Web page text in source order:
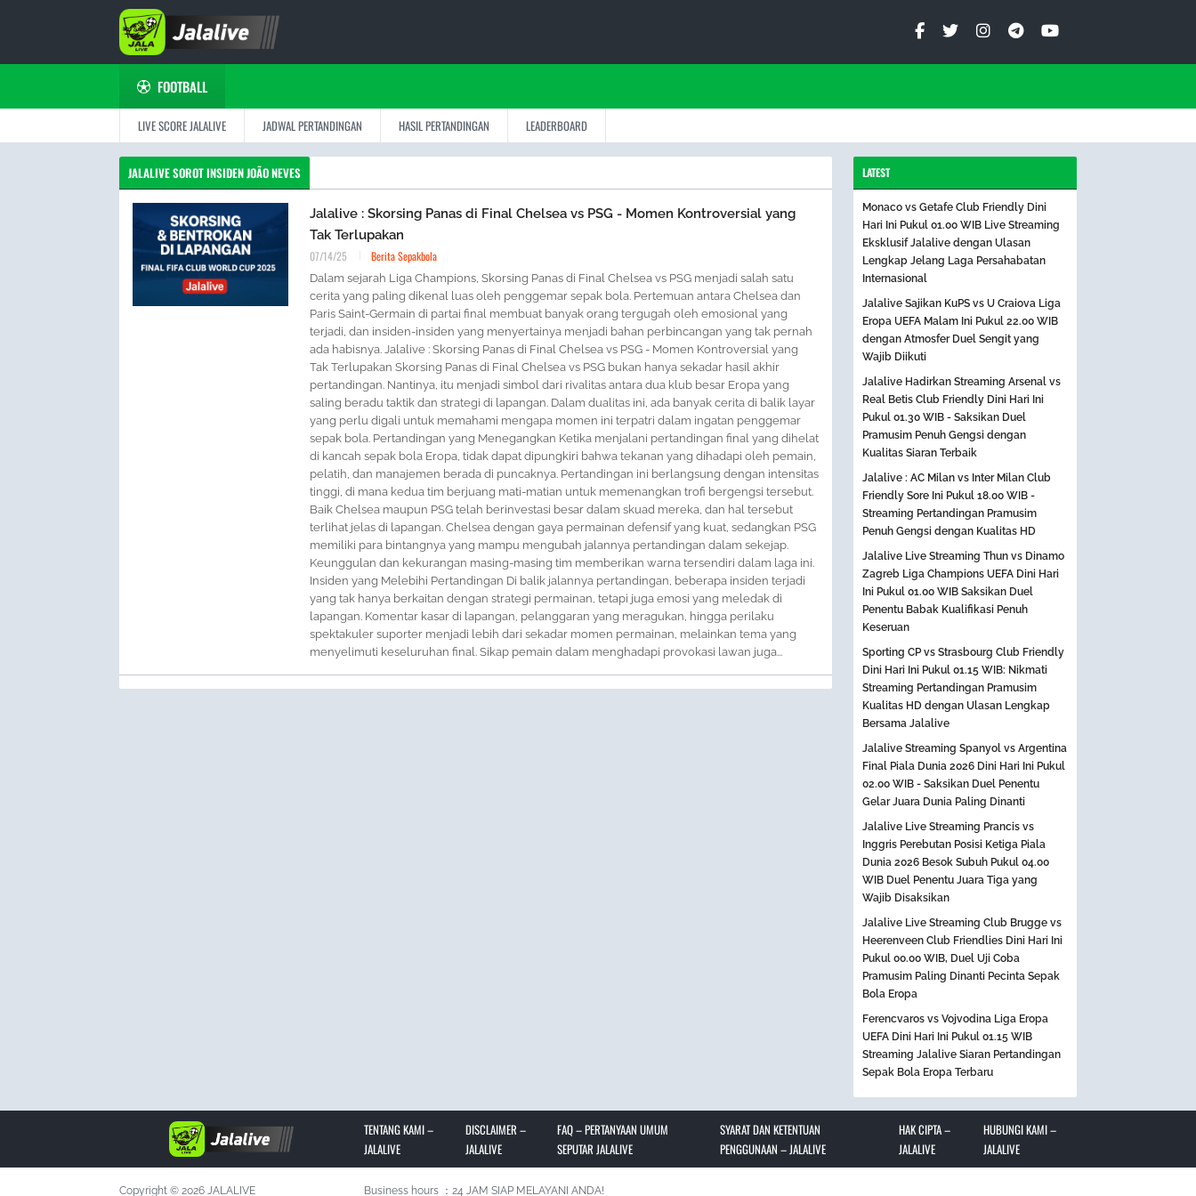
FOOTBALL
LIVE SCORE JALALIVE JADWAL PERTANDINGAN HASIL PERTANDINGAN LEADERBOARD
JALALIVE SOROT INSIDEN JOÃO NEVES
Jalalive : Skorsing Panas di Final Chelsea vs PSG - Momen Kontroversial yang
Tak Terlupakan
07/14/25 Berita Sepakbola
Dalam sejarah Liga Champions, Skorsing Panas di Final Chelsea vs PSG menjadi salah satu
cerita yang paling dikenal luas oleh penggemar sepak bola. Pertemuan antara Chelsea dan
Paris Saint-Germain di partai final membuat banyak orang tergugah oleh emosional yang
terjadi, dan insiden-insiden yang menyertainya menjadi bahan perbincangan yang tak pernah
ada habisnya. Jalalive : Skorsing Panas di Final Chelsea vs PSG - Momen Kontroversial yang
Tak Terlupakan Skorsing Panas di Final Chelsea vs PSG bukan hanya sekadar hasil akhir
pertandingan. Nantinya, itu menjadi simbol dari rivalitas antara dua klub besar Eropa yang
saling beradu taktik dan strategi di lapangan. Dalam dualitas ini, ada banyak cerita di balik layar
yang perlu digali untuk memahami mengapa momen ini terpatri dalam ingatan penggemar
sepak bola. Pertandingan yang Menegangkan Ketika menjalani pertandingan final yang dihelat
di kancah sepak bola Eropa, tidak dapat dipungkiri bahwa tekanan yang dihadapi oleh pemain,
pelatih, dan manajemen berada di puncaknya. Pertandingan ini berlangsung dengan intensitas
tinggi, di mana kedua tim berjuang mati-matian untuk memenangkan trofi bergengsi tersebut.
Baik Chelsea maupun PSG telah berinvestasi besar dalam skuad mereka, dan hal tersebut
terlihat jelas di lapangan. Chelsea dengan gaya permainan defensif yang kuat, sedangkan PSG
memiliki para bintangnya yang mampu mengubah jalannya pertandingan dalam sekejap.
Keunggulan dan kekurangan masing-masing tim memberikan warna tersendiri dalam laga ini.
Insiden yang Melebihi Pertandingan Di balik jalannya pertandingan, beberapa insiden terjadi
yang tak hanya berkaitan dengan strategi permainan, tetapi juga emosi yang meledak di
lapangan. Komentar kasar di lapangan, pelanggaran yang meragukan, hingga perilaku
spektakuler suporter menjadi lebih dari sekadar momen permainan, melainkan tema yang
menyelimuti keseluruhan final. Sikap pemain dalam menghadapi provokasi lawan juga...
LATEST
Monaco vs Getafe Club Friendly Dini
Hari Ini Pukul 01.00 WIB Live Streaming
Eksklusif Jalalive dengan Ulasan
Lengkap Jelang Laga Persahabatan
Internasional
Jalalive Sajikan KuPS vs U Craiova Liga
Eropa UEFA Malam Ini Pukul 22.00 WIB
dengan Atmosfer Duel Sengit yang
Wajib Diikuti
Jalalive Hadirkan Streaming Arsenal vs
Real Betis Club Friendly Dini Hari Ini
Pukul 01.30 WIB - Saksikan Duel
Pramusim Penuh Gengsi dengan
Kualitas Siaran Terbaik
Jalalive : AC Milan vs Inter Milan Club
Friendly Sore Ini Pukul 18.00 WIB -
Streaming Pertandingan Pramusim
Penuh Gengsi dengan Kualitas HD
Jalalive Live Streaming Thun vs Dinamo
Zagreb Liga Champions UEFA Dini Hari
Ini Pukul 01.00 WIB Saksikan Duel
Penentu Babak Kualifikasi Penuh
Keseruan
Sporting CP vs Strasbourg Club Friendly
Dini Hari Ini Pukul 01.15 WIB: Nikmati
Streaming Pertandingan Pramusim
Kualitas HD dengan Ulasan Lengkap
Bersama Jalalive
Jalalive Streaming Spanyol vs Argentina
Final Piala Dunia 2026 Dini Hari Ini Pukul
02.00 WIB - Saksikan Duel Penentu
Gelar Juara Dunia Paling Dinanti
Jalalive Live Streaming Prancis vs
Inggris Perebutan Posisi Ketiga Piala
Dunia 2026 Besok Subuh Pukul 04.00
WIB Duel Penentu Juara Tiga yang
Wajib Disaksikan
Jalalive Live Streaming Club Brugge vs
Heerenveen Club Friendlies Dini Hari Ini
Pukul 00.00 WIB, Duel Uji Coba
Pramusim Paling Dinanti Pecinta Sepak
Bola Eropa
Ferencvaros vs Vojvodina Liga Eropa
UEFA Dini Hari Ini Pukul 01.15 WIB
Streaming Jalalive Siaran Pertandingan
Sepak Bola Eropa Terbaru
TENTANG KAMI –
JALALIVE
DISCLAIMER –
JALALIVE
FAQ – PERTANYAAN UMUM
SEPUTAR JALALIVE
SYARAT DAN KETENTUAN
PENGGUNAAN – JALALIVE
HAK CIPTA –
JALALIVE
HUBUNGI KAMI –
JALALIVE
Copyright © 2026 JALALIVE Business hours ：24 JAM SIAP MELAYANI ANDA!